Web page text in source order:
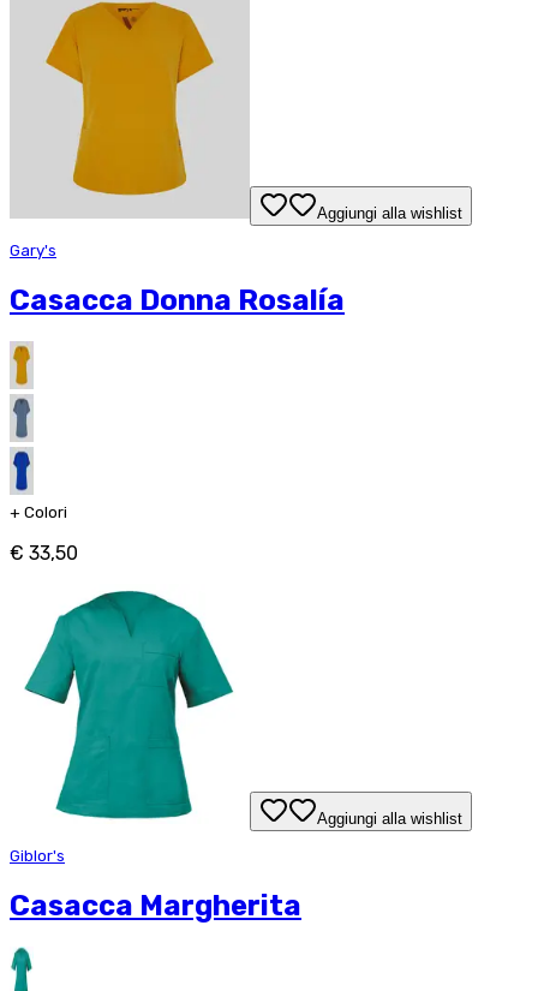
Aggiungi alla wishlist
Gary's
Casacca Donna Rosalía
+ Colori
€ 33,50
Aggiungi alla wishlist
Giblor's
Casacca Margherita